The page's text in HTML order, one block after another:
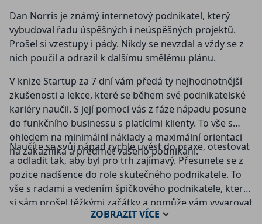
Dan Norris je známý internetový podnikatel, který
vybudoval řadu úspěšných i neúspěšných projektů.
Prošel si vzestupy i pády. Nikdy se nevzdal a vždy se z
nich poučil a odrazil k dalšímu smělému plánu.
V knize Startup za 7 dní vám předá ty nejhodnotnější
zkušenosti a lekce, které se během své podnikatelské
kariéry naučil. S její pomocí vás z fáze nápadu posune
do funkčního businessu s platícími klienty. To vše s
ohledem na minimální náklady a maximální orientaci
na zákazníka a předmět vašeho podnikání.
Naučíte se svůj nápad rychle uvést do praxe, otestovat
a odladit tak, aby byl pro trh zajímavý. Přesunete se z
pozice nadšence do role skutečného podnikatele. To
vše s radami a vedením špičkového podnikatele, který
si sám prošel těžkými začátky a pomůže vám vyvarovat
se opakování jeho chyb.
ZOBRAZITVÍCE